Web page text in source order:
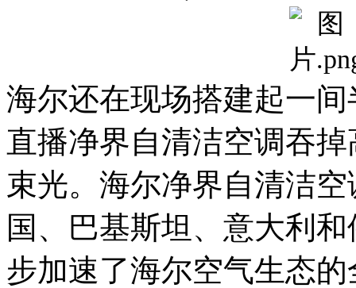
海尔还在现场搭建起一
直播净界自清洁空调吞
束光。海尔净界自清洁
国、巴基斯坦、意大利
步加速了海尔空气生态